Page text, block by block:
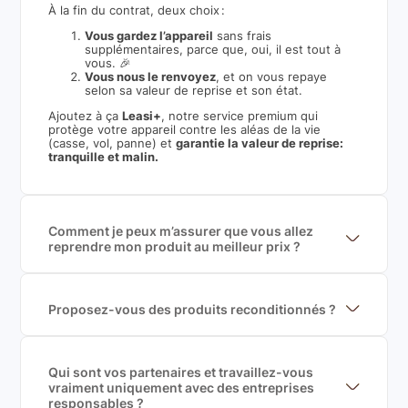
À la fin du contrat, deux choix :
Vous gardez l’appareil sans frais
supplémentaires, parce que, oui, il est tout à
vous. 🎉
Vous nous le renvoyez, et on vous repaye
selon sa valeur de reprise et son état.
Ajoutez à ça Leasi+, notre service premium qui
protège votre appareil contre les aléas de la vie
(casse, vol, panne) etgarantie la valeur de reprise:
tranquille et malin.
Comment je peux m’assurer que vous allez
reprendre mon produit au meilleur prix ?
garantir le meilleur prix de rachat. De plus, nous
sommes rémunéré à la commission sur la valeur de
Proposez-vous des produits reconditionnés ?
produits officiels de grandes marques et du
reconditionné de haute qualité
Qui sont vos partenaires et travaillez-vous
vraiment uniquement avec des entreprises
responsables ?